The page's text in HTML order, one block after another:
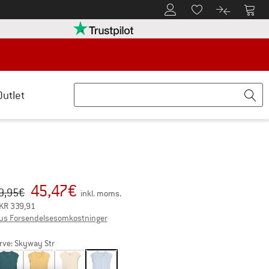
Til kundekontoenTil huskesedlen.
Til Til
her Åbnes i en infoboks Vi er Trustpilot-certificeret -
pris :
€ 45,47€ inkl. moms.
KR 339,91
ForsendelsesomkostningerOplysninger om
Skyway Str